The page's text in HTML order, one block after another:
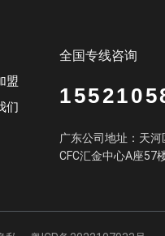
盟
们
全国专线咨询
广东公司地址：天
CFC汇金中心A座57